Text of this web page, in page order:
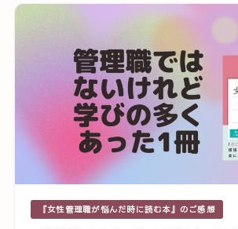
『女性管理職が悩んだ時に読む本』のご感想